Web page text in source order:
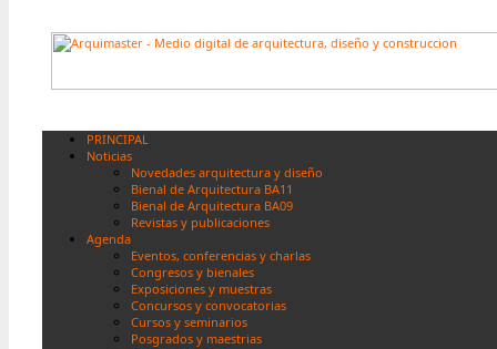
PRINCIPAL
Noticias
Novedades arquitectura y diseño
Bienal de Arquitectura BA11
Bienal de Arquitectura BA09
Revistas y publicaciones
Agenda
Eventos, conferencias y charlas
Congresos y bienales
Exposiciones y muestras
Concursos y convocatorias
Cursos y seminarios
Posgrados y maestrias